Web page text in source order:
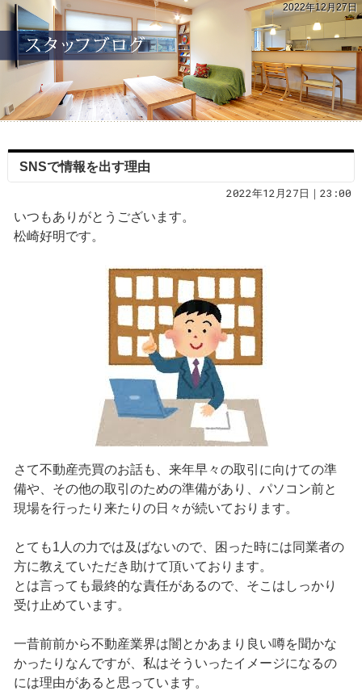
2022年12月27日
SNSで情報を出す理由
2022年12月27日｜23:00
いつもありがとうございます。
松崎好明です。
さて不動産売買のお話も、来年早々の取引に向けての準
備や、その他の取引のための準備があり、パソコン前と
現場を行ったり来たりの日々が続いております。
とても1人の力では及ばないので、困った時には同業者の
方に教えていただき助けて頂いております。
とは言っても最終的な責任があるので、そこはしっかり
受け止めています。
一昔前前から不動産業界は闇とかあまり良い噂を聞かな
かったりなんですが、私はそういったイメージになるの
には理由があると思っています。